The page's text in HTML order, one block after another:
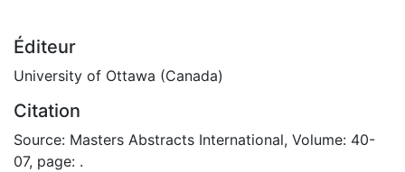
Éditeur
University of Ottawa (Canada)
Citation
Source: Masters Abstracts International, Volume: 40-
07, page: .